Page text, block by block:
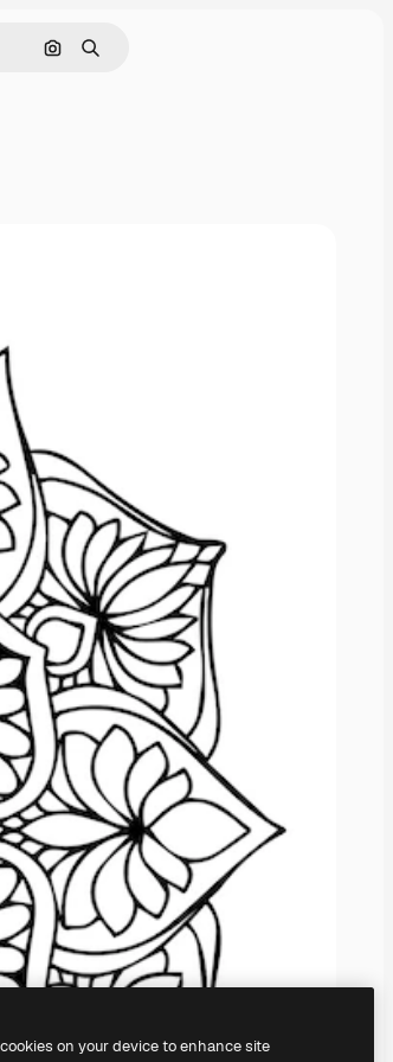
Cerca per immagine
Ricerca
on your device to enhance site